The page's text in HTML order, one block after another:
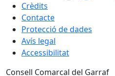
Crèdits
Contacte
Protecció de dades
Avís legal
Accessibilitat
Consell Comarcal del Garraf